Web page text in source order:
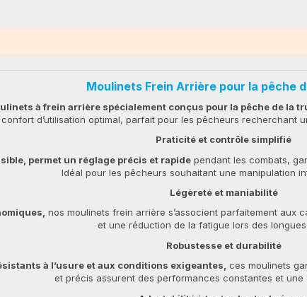
Moulinets Frein Arrière pour la pêche
à frein arrière spécialement conçus pour la pêche de la
d’utilisation optimal, parfait pour les pêcheurs recherchant
Praticité et contrôle simplifié
permet un réglage précis et rapide pendant les combats,
Idéal pour les pêcheurs souhaitant une manipulation
Légèreté et maniabilité
nos moulinets frein arrière s’associent parfaitement aux
et une réduction de la fatigue lors des
Robustesse et durabilité
à l’usure et aux conditions exigeantes, ces moulinets
et précis assurent des performances constantes et une